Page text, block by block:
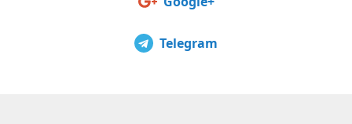
Telegram